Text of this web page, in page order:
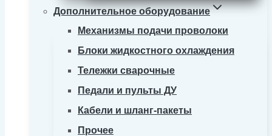
Дополнительное оборудование
Механизмы подачи проволоки
Блоки жидкостного охлаждения
Тележки сварочные
Педали и пульты ДУ
Кабели и шланг-пакеты
Прочее